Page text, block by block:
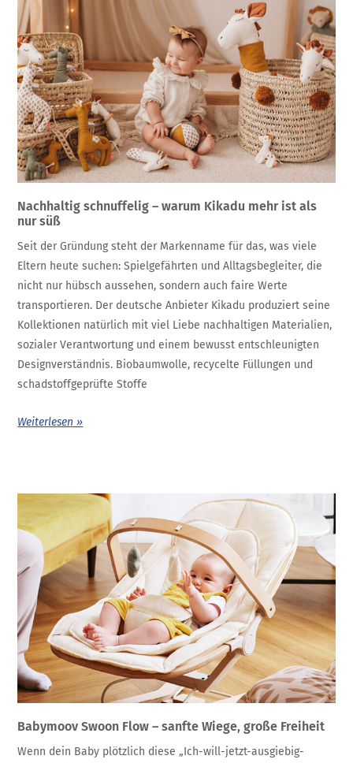
Nachhaltig schnuffelig – warum Kikadu mehr ist als
nur süß
Seit der Gründung steht der Markenname für das, was viele
Eltern heute suchen: Spielgefährten und Alltagsbegleiter, die
nicht nur hübsch aussehen, sondern auch faire Werte
transportieren. Der deutsche Anbieter Kikadu produziert seine
Kollektionen natürlich mit viel Liebe nachhaltigen Materialien,
sozialer Verantwortung und einem bewusst entschleunigten
Designverständnis. Biobaumwolle, recycelte Füllungen und
schadstoffgeprüfte Stoffe
Weiterlesen »
Babymoov Swoon Flow – sanfte Wiege, große Freiheit
Wenn dein Baby plötzlich diese „Ich-will-jetzt-ausgiebig-